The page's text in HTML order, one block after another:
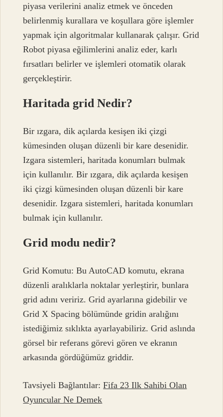
piyasa verilerini analiz etmek ve önceden
belirlenmiş kurallara ve koşullara göre işlemler
yapmak için algoritmalar kullanarak çalışır. Grid
Robot piyasa eğilimlerini analiz eder, karlı
fırsatları belirler ve işlemleri otomatik olarak
gerçekleştirir.
Haritada grid Nedir?
Bir ızgara, dik açılarda kesişen iki çizgi
kümesinden oluşan düzenli bir kare desenidir.
Izgara sistemleri, haritada konumları bulmak
için kullanılır. Bir ızgara, dik açılarda kesişen
iki çizgi kümesinden oluşan düzenli bir kare
desenidir. Izgara sistemleri, haritada konumları
bulmak için kullanılır.
Grid modu nedir?
Grid Komutu: Bu AutoCAD komutu, ekrana
düzenli aralıklarla noktalar yerleştirir, bunlara
grid adını veririz. Grid ayarlarına gidebilir ve
Grid X Spacing bölümünde gridin aralığını
istediğimiz sıklıkta ayarlayabiliriz. Grid aslında
görsel bir referans görevi gören ve ekranın
arkasında gördüğümüz griddir.
Tavsiyeli Bağlantılar:Fifa 23 Ilk Sahibi Olan
Oyuncular Ne Demek